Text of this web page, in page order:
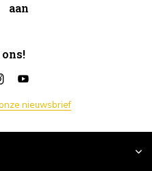
aan
nieuwsbrief